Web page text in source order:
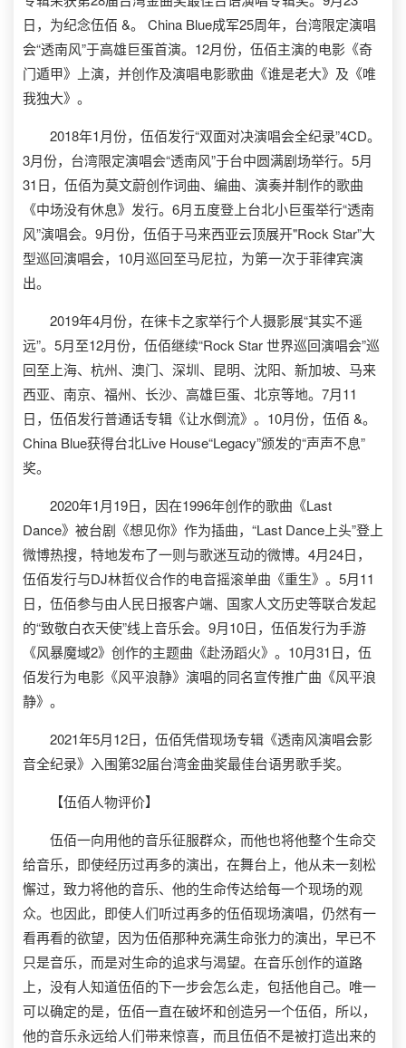
日，为纪念伍佰 &。 China Blue成军25周年，台湾限定演唱
会“透南风”于高雄巨蛋首演。12月份，伍佰主演的电影《奇
门遁甲》上演，并创作及演唱电影歌曲《谁是老大》及《唯
我独大》。
2018年1月份，伍佰发行“双面对决演唱会全纪录”4CD。
3月份，台湾限定演唱会“透南风”于台中圆满剧场举行。5月
31日，伍佰为莫文蔚创作词曲、编曲、演奏并制作的歌曲
《中场没有休息》发行。6月五度登上台北小巨蛋举行“透南
风”演唱会。9月份，伍佰于马来西亚云顶展开"Rock Star”大
型巡回演唱会，10月巡回至马尼拉，为第一次于菲律宾演
出。
2019年4月份，在徕卡之家举行个人摄影展“其实不遥
远”。5月至12月份，伍佰继续“Rock Star 世界巡回演唱会”巡
回至上海、杭州、澳门、深圳、昆明、沈阳、新加坡、马来
西亚、南京、福州、长沙、高雄巨蛋、北京等地。7月11
日，伍佰发行普通话专辑《让水倒流》。10月份，伍佰 &。
China Blue获得台北Live House“Legacy”颁发的“声声不息”
奖。
2020年1月19日，因在1996年创作的歌曲《Last
Dance》被台剧《想见你》作为插曲，“Last Dance上头”登上
微博热搜，特地发布了一则与歌迷互动的微博。4月24日，
伍佰发行与DJ林哲仪合作的电音摇滚单曲《重生》。5月11
日，伍佰参与由人民日报客户端、国家人文历史等联合发起
的“致敬白衣天使”线上音乐会。9月10日，伍佰发行为手游
《风暴魔域2》创作的主题曲《赴汤蹈火》。10月31日，伍
佰发行为电影《风平浪静》演唱的同名宣传推广曲《风平浪
静》。
2021年5月12日，伍佰凭借现场专辑《透南风演唱会影
音全纪录》入围第32届台湾金曲奖最佳台语男歌手奖。
【伍佰人物评价】
伍佰一向用他的音乐征服群众，而他也将他整个生命交
给音乐，即使经历过再多的演出，在舞台上，他从未一刻松
懈过，致力将他的音乐、他的生命传达给每一个现场的观
众。也因此，即使人们听过再多的伍佰现场演唱，仍然有一
看再看的欲望，因为伍佰那种充满生命张力的演出，早已不
只是音乐，而是对生命的追求与渴望。在音乐创作的道路
上，没有人知道伍佰的下一步会怎么走，包括他自己。唯一
可以确定的是，伍佰一直在破坏和创造另一个伍佰，所以，
他的音乐永远给人们带来惊喜，而且伍佰不是被打造出来的